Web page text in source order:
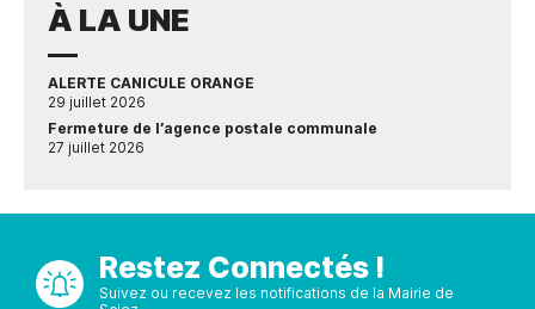
À LA UNE
ALERTE CANICULE ORANGE
29 juillet 2026
Fermeture de l’agence postale communale
27 juillet 2026
Restez Connectés !
Suivez ou recevez les notifications de la Mairie de